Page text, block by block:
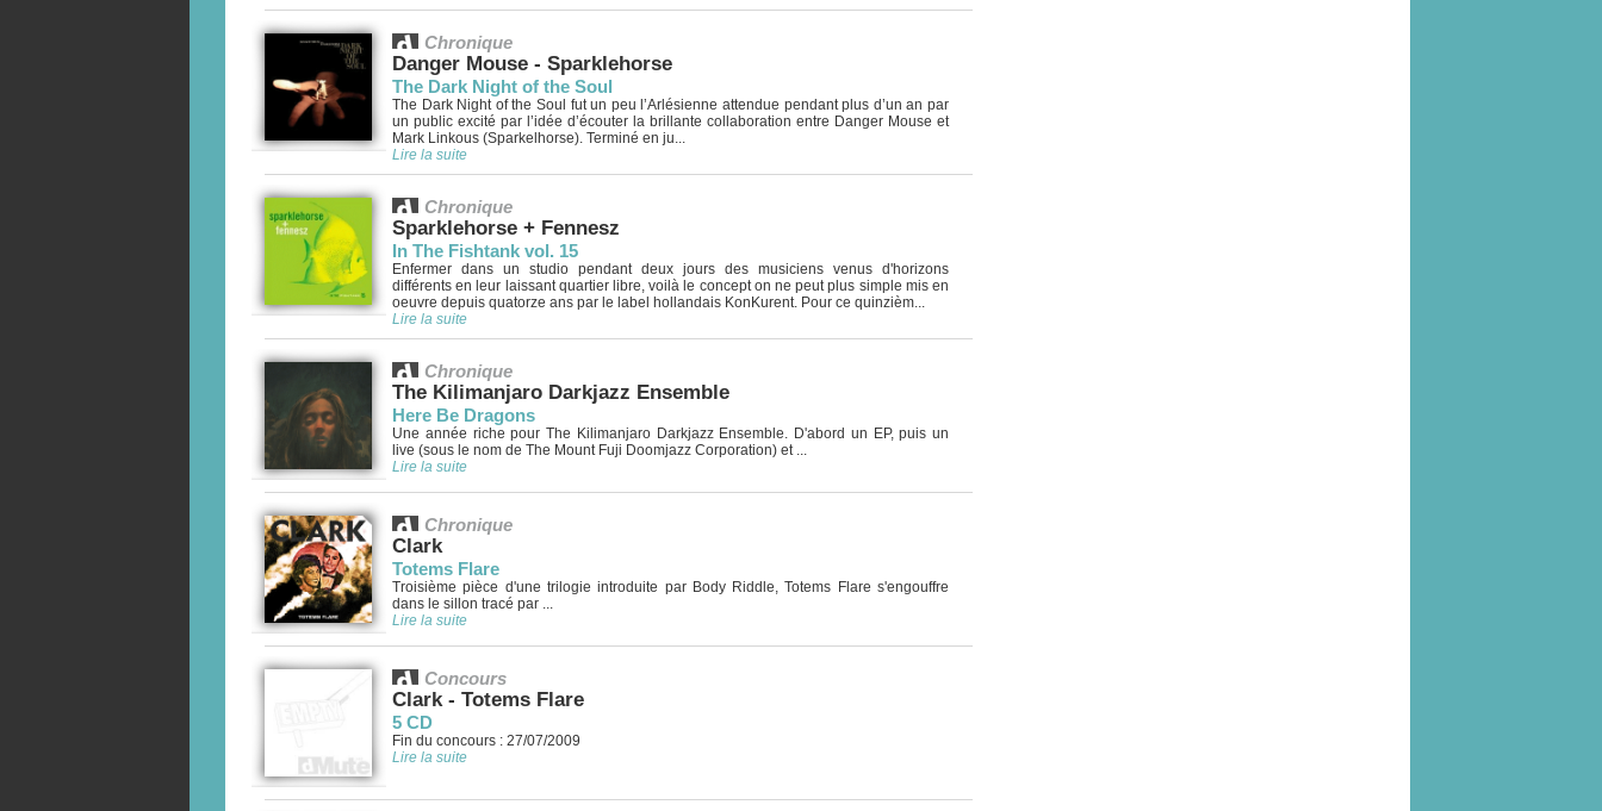
Chronique
Danger Mouse - Sparklehorse
The Dark Night of the Soul
The Dark Night of the Soul fut un peu l’Arlésienne attendue pendant plus d’un an par
un public excité par l’idée d’écouter la brillante collaboration entre Danger Mouse et
Mark Linkous (Sparkelhorse). Terminé en ju...
Lire la suite
Chronique
Sparklehorse + Fennesz
In The Fishtank vol. 15
Enfermer dans un studio pendant deux jours des musiciens venus d'horizons
différents en leur laissant quartier libre, voilà le concept on ne peut plus simple mis en
oeuvre depuis quatorze ans par le label hollandais KonKurent. Pour ce quinzièm...
Lire la suite
Chronique
The Kilimanjaro Darkjazz Ensemble
Here Be Dragons
Une année riche pour The Kilimanjaro Darkjazz Ensemble. D'abord un EP, puis un
live (sous le nom de The Mount Fuji Doomjazz Corporation) et ...
Lire la suite
Chronique
Clark
Totems Flare
Troisième pièce d'une trilogie introduite par Body Riddle, Totems Flare s'engouffre
dans le sillon tracé par ...
Lire la suite
Concours
Clark - Totems Flare
5 CD
Fin du concours : 27/07/2009
Lire la suite